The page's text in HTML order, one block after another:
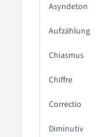
Asyndeton
Aufzählung
Chiasmus
Chiffre
Correctio
Diminutiv